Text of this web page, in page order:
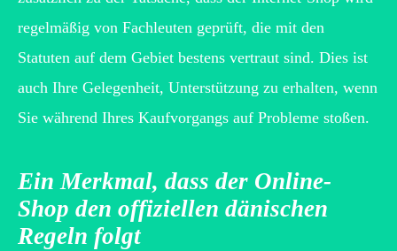
regelmäßig von Fachleuten geprüft, die mit den
Statuten auf dem Gebiet bestens vertraut sind. Dies ist
auch Ihre Gelegenheit, Unterstützung zu erhalten, wenn
Sie während Ihres Kaufvorgangs auf Probleme stoßen.
Ein Merkmal, dass der Online-
Shop den offiziellen dänischen
Regeln folgt